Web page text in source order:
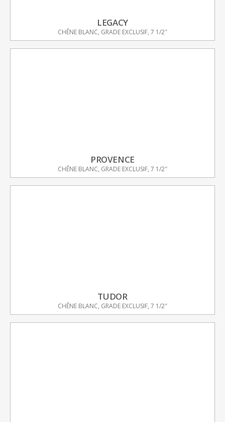
LEGACY
CHÊNE BLANC, GRADE EXCLUSIF, 7 1/2″
PROVENCE
CHÊNE BLANC, GRADE EXCLUSIF, 7 1/2″
TUDOR
CHÊNE BLANC, GRADE EXCLUSIF, 7 1/2″